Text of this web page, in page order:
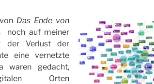
Das Ende von
noch auf meiner
der Verlust der
eine vernetzte
waren gedacht,
Orten